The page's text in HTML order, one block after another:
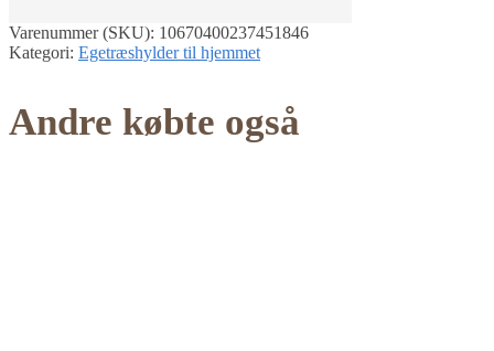
Varenummer (SKU): 10670400237451846
Kategori: Egetræshylder til hjemmet
Andre købte også